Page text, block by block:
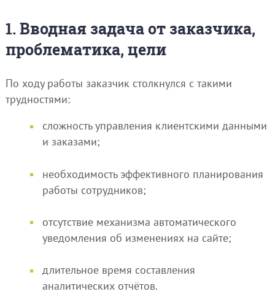
1. Вводная задача от заказчика,
проблематика, цели
По ходу работы заказчик столкнулся с такими
трудностями:
сложность управления клиентскими данными
и заказами;
необходимость эффективного планирования
работы сотрудников;
отсутствие механизма автоматического
уведомления об изменениях на сайте;
длительное время составления
аналитических отчётов.